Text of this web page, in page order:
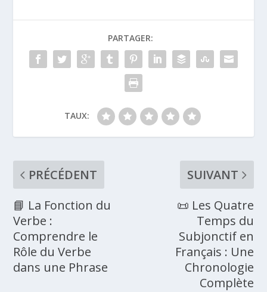
PARTAGER:
TAUX:
PRÉCÉDENT
📘 La Fonction du
Verbe :
Comprendre le
Rôle du Verbe
dans une Phrase
SUIVANT
📜 Les Quatre
Temps du
Subjonctif en
Français : Une
Chronologie
Complète